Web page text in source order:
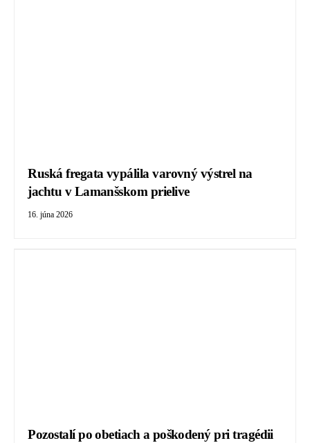
Ruská fregata vypálila varovný výstrel na
jachtu v Lamanšskom prielive
16. júna 2026
Pozostalí po obetiach a poškodený pri tragédii